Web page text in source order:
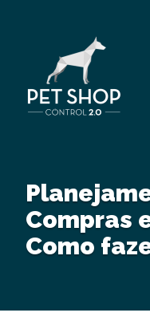
Compras
Como